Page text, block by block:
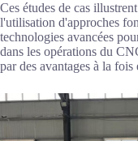
Ces études de cas
l'utilisation d'approches
technologies avancées
dans les opérations du
par des avantages à la